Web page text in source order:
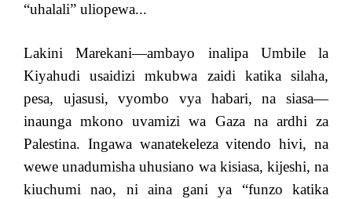
“uhalali” uliopewa...
Lakini Marekani—ambayo inalipa Umbile la
Kiyahudi usaidizi mkubwa zaidi katika silaha,
pesa, ujasusi, vyombo vya habari, na siasa—
inaunga mkono uvamizi wa Gaza na ardhi za
Palestina. Ingawa wanatekeleza vitendo hivi, na
wewe unadumisha uhusiano wa kisiasa, kijeshi, na
kiuchumi nao, ni aina gani ya “funzo katika